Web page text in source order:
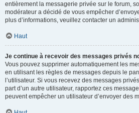
entièrement la messagerie privée sur le forum,
modérateur a décidé de vous empêcher
plus d’informations, veuillez contacter un
Haut
Je continue à recevoir des messages privés
Vous pouvez supprimer automatiquement les
en utilisant les règles de messages depuis le
l’utilisateur. Si vous recevez des messages
part d’un autre utilisateur, rapportez ces
peuvent empêcher un utilisateur d’envoyer des